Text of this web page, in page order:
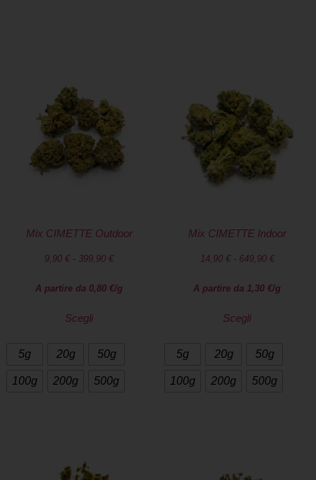
Mix CIMETTE Outdoor
9,90 € - 399,90 €
A partire da 0,80 €/g
Scegli
5g 20g 50g
100g 200g 500g
Mix CIMETTE Indoor
14,90 € - 649,90 €
A partire da 1,30 €/g
Scegli
5g 20g 50g
100g 200g 500g